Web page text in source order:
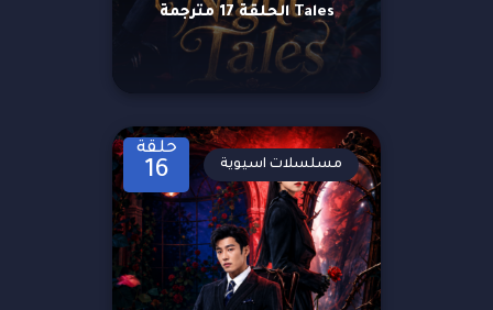
Tales الحلقة 17 مترجمة
حلقة
16 مسلسلات اسيوية